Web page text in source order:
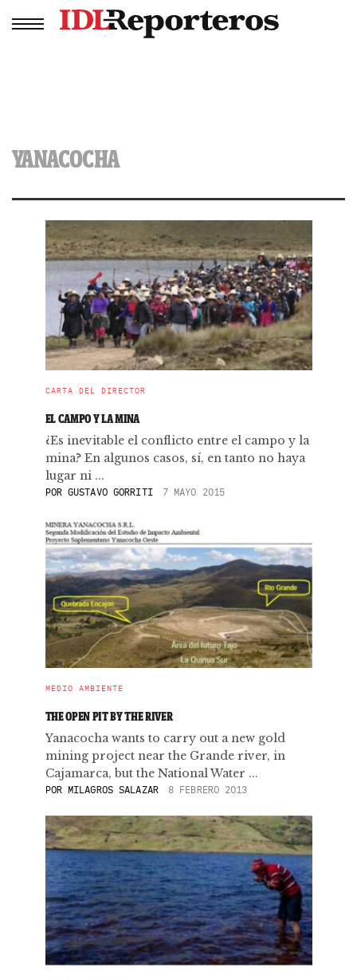
YANACOCHA
CARTA DEL DIRECTOR
EL CAMPO Y LA MINA
¿Es inevitable el conflicto entre el campo y la
mina? En algunos casos, sí, en tanto no haya
lugar ni ...
POR GUSTAVO GORRITI 7 MAYO 2015
MEDIO AMBIENTE
THE OPEN PIT BY THE RIVER
Yanacocha wants to carry out a new gold
mining project near the Grande river, in
Cajamarca, but the National Water ...
PORMILAGROS SALAZAR 8 FEBRERO 2013